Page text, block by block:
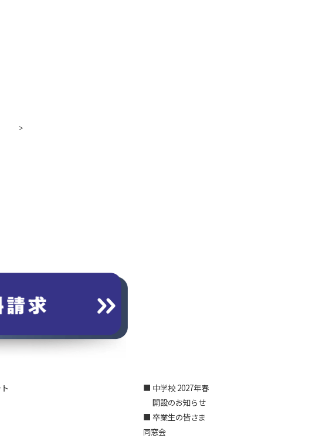
>
■ 中学校 2027年春
開設のお知らせ
■ 卒業生の皆さま
同窓会